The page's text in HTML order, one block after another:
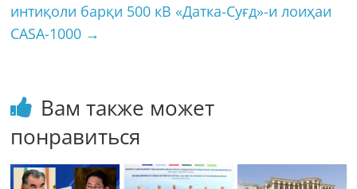
интиқоли барқи 500 кВ «Датка-Суғд»-и лоиҳаи
CASA-1000 →
Вам также может
понравиться